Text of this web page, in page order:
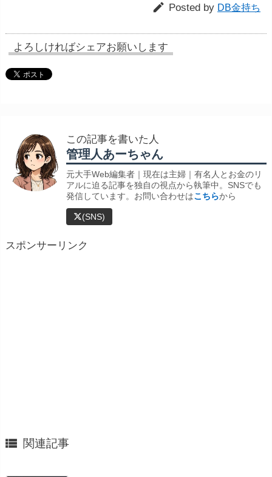
 Posted by DB金持ち
よろしければシェアお願いします
この記事を書いた人
管理人あーちゃん
元大手Web編集者｜現在は主婦｜有名人とお金のリ
アルに迫る記事を独自の視点から執筆中。SNSでも
発信しています。お問い合わせはこちらから
(SNS)
スポンサーリンク
 関連記事